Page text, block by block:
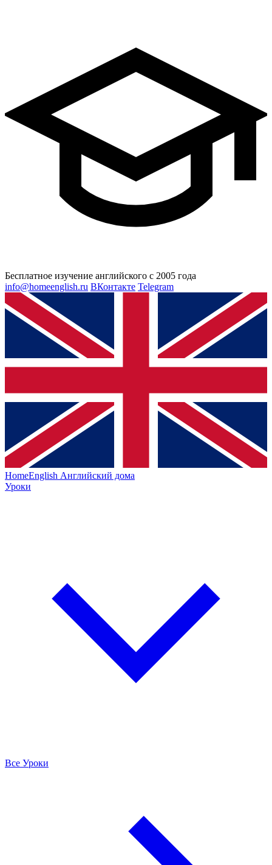
Бесплатное изучение английского с 2005 года
info@homeenglish.ru ВКонтакте Telegram
HomeEnglish Английский дома
Уроки
Все Уроки